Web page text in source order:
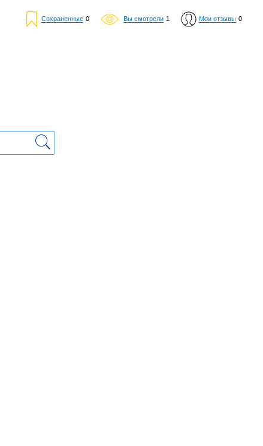
Сохраненные 0 Вы смотрели 1 Мои отзывы 0